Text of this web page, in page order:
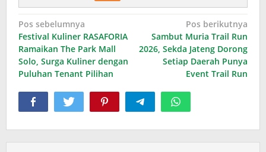
Navigasi
pos
Pos sebelumnya
Festival Kuliner RASAFORIA
Ramaikan The Park Mall
Solo, Surga Kuliner dengan
Puluhan Tenant Pilihan
Pos berikutnya
Sambut Muria Trail Run
2026, Sekda Jateng Dorong
Setiap Daerah Punya
Event Trail Run